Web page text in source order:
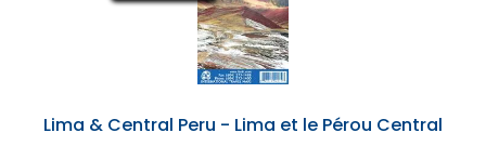
Lima & Central Peru - Lima et le Pérou Central